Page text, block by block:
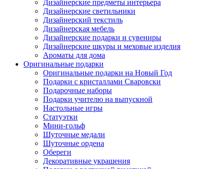
Дизайнерские предметы интерьера
Дизайнерские светильники
Дизайнерский текстиль
Дизайнерская мебель
Дизайнерские подарки и сувениры
Дизайнерские шкуры и меховые изделия
Ароматы для дома
Оригинальные подарки
Оригинальные подарки на Новый Год
Подарки с кристаллами Сваровски
Подарочные наборы
Подарки учителю на выпускной
Настольные игры
Статуэтки
Мини-гольф
Шуточные медали
Шуточные ордена
Обереги
Декоративные украшения